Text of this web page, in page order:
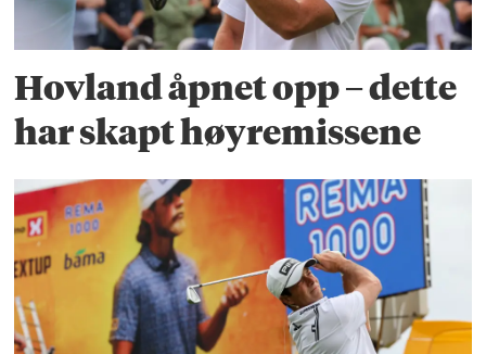
Hovland åpnet opp – dette
har skapt høyremissene